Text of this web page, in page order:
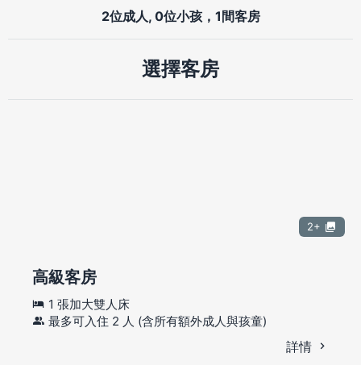
2位成人, 0位小孩，1間客房
選擇客房
2+
高級客房
1 張加大雙人床
最多可入住 2 人 (含所有額外成人與孩童)
詳情